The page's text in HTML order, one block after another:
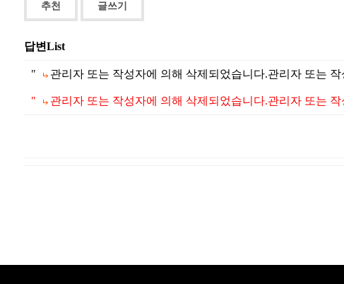
추천 글쓰기
답변List
" 관리자 또는 작성자에 의해 삭제되었습니다.관리자 또는
" 관리자 또는 작성자에 의해 삭제되었습니다.관리자 또는